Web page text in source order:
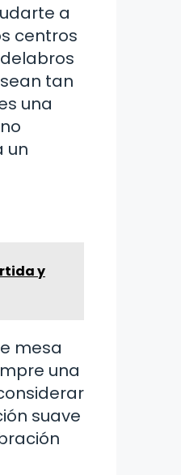
a
centros
tan
una
un
y
mesa
una
suave